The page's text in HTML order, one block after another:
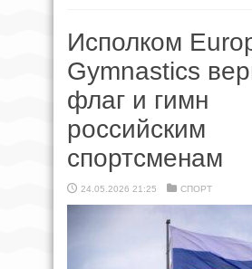
Исполком
Gymnastics
флаг и гимн
российским
спортсменам
24.05.2026 21:25 СПОРТ